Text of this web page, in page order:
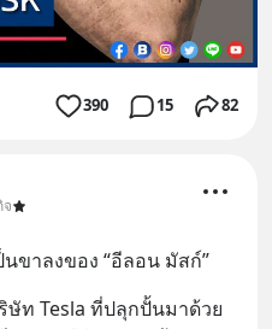
390 15 82
ขาลงของ “อีลอน มัสก์”
ท Tesla ที่ปลุกปั้นมาด้วย